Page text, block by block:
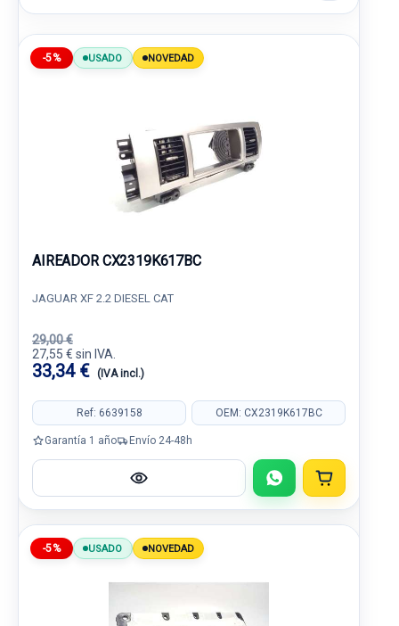
-5% USADO NOVEDAD
AIREADOR CX2319K617BC
JAGUAR XF 2.2 DIESEL CAT
29,00 €
27,55 € sin IVA.
33,34 € (IVA incl.)
Ref: 6639158 OEM: CX2319K617BC
Garantía 1 año Envío 24-48h
-5% USADO NOVEDAD